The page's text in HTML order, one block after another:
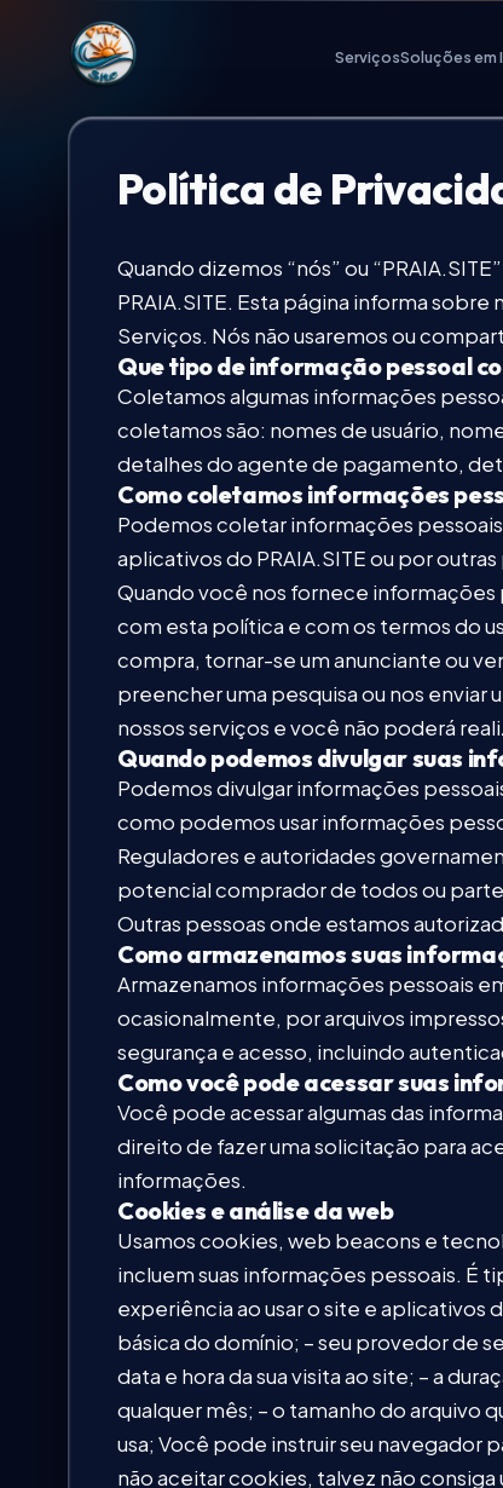
ServiçosSoluções em
Navegação Praia.Site
Simular Orçamento
Nossos Diferenciais
Portfólio de Trabalhos
Planos de Investimento
FAQ & Ajuda
Idioma / Language 🇧🇷 PT
Moeda
Selecionar moeda
Política de
Quando dizemos “nós” ou
PRAIA.SITE. Esta página informa
Serviços. Nós não usaremos ou
Que tipo de informação pessoal
Coletamos algumas informações
coletamos são: nomes de usuário,
detalhes do agente de pagamento,
Como coletamos informações
Podemos coletar informações
aplicativos do PRAIA.SITE ou por
Quando você nos fornece
com esta política e com os termos do
compra, tornar-se um anunciante ou
preencher uma pesquisa ou nos
nossos serviços e você não poderá
Quando podemos divulgar suas
Podemos divulgar informações
como podemos usar informações
Reguladores e autoridades
potencial comprador de todos ou parte
Outras pessoas onde estamos
Como armazenamos suas
Armazenamos informações pessoais
ocasionalmente, por arquivos
segurança e acesso, incluindo
Como você pode acessar suas
Você pode acessar algumas das
direito de fazer uma solicitação para
informações.
Cookies e análise da web
Usamos cookies, web beacons e
incluem suas informações pessoais. É
experiência ao usar o site e aplicativos
básica do domínio; – seu provedor de
data e hora da sua visita ao site; – a
qualquer mês; – o tamanho do arquivo
usa; Você pode instruir seu navegador
não aceitar cookies, talvez não consiga